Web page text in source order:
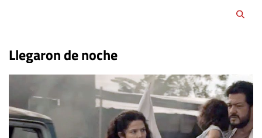
Llegaron de noche